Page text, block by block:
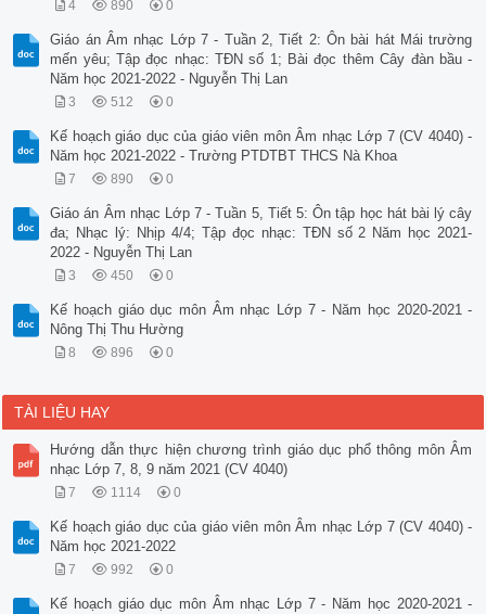
4 890 0
Giáo án Âm nhạc Lớp 7 - Tuần 2, Tiết 2: Ôn bài hát Mái trường
mến yêu; Tập đọc nhạc: TĐN số 1; Bài đọc thêm Cây đàn bầu -
Năm học 2021-2022 - Nguyễn Thị Lan
3 512 0
Kế hoạch giáo dục của giáo viên môn Âm nhạc Lớp 7 (CV 4040) -
Năm học 2021-2022 - Trường PTDTBT THCS Nà Khoa
7 890 0
Giáo án Âm nhạc Lớp 7 - Tuần 5, Tiết 5: Ôn tập học hát bài lý cây
đa; Nhạc lý: Nhịp 4/4; Tập đọc nhạc: TĐN số 2 Năm học 2021-
2022 - Nguyễn Thị Lan
3 450 0
Kế hoạch giáo dục môn Âm nhạc Lớp 7 - Năm học 2020-2021 -
Nông Thị Thu Hường
8 896 0
TÀI LIỆU HAY
Hướng dẫn thực hiện chương trình giáo dục phổ thông môn Âm
nhạc Lớp 7, 8, 9 năm 2021 (CV 4040)
7 1114 0
Kế hoạch giáo dục của giáo viên môn Âm nhạc Lớp 7 (CV 4040) -
Năm học 2021-2022
7 992 0
Kế hoạch giáo dục môn Âm nhạc Lớp 7 - Năm học 2020-2021 -